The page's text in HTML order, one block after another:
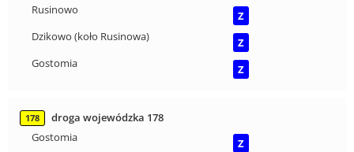
Rusinowo
Z
Dzikowo (koło Rusinowa)
Z
Gostomia
Z
178
droga wojewódzka 178
Gostomia
Z